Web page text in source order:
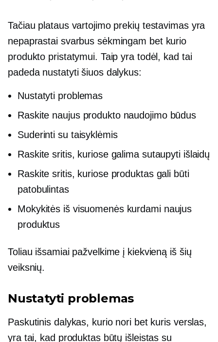
Tačiau plataus vartojimo prekių testavimas yra
nepaprastai svarbus sėkmingam bet kurio
produkto pristatymui. Taip yra todėl, kad tai
padeda nustatyti šiuos dalykus:
Nustatyti problemas
Raskite naujus produkto naudojimo būdus
Suderinti su taisyklėmis
Raskite sritis, kuriose galima sutaupyti išlaidų
Raskite sritis, kuriose produktas gali būti
patobulintas
Mokykitės iš visuomenės kurdami naujus
produktus
Toliau išsamiai pažvelkime į kiekvieną iš šių
veiksnių.
Nustatyti problemas
Paskutinis dalykas, kurio nori bet kuris verslas,
yra tai, kad produktas būtų išleistas su